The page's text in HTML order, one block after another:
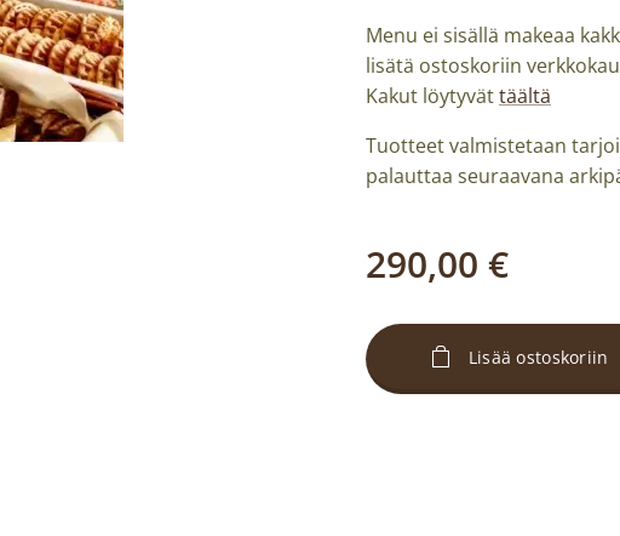
Menu ei sisällä makeaa
lisätä ostoskoriin
Kakut löytyvättäältä
Tuotteet valmistetaan
palauttaa seuraavana
290,00 €
Lisää ostoskoriin